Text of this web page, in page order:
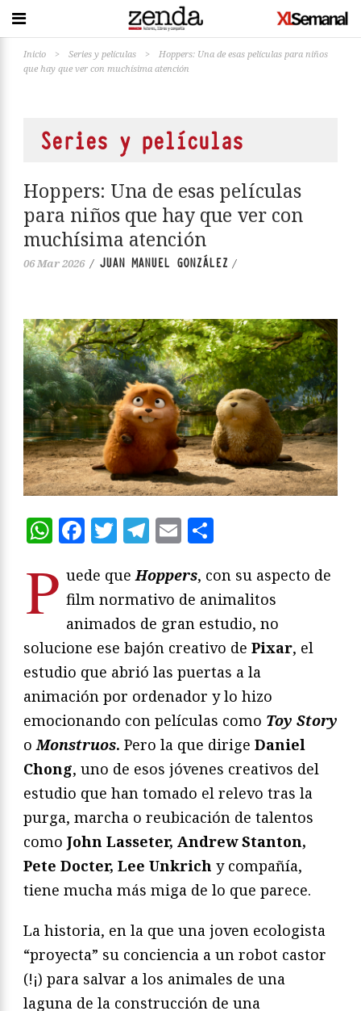
Inicio > Series y películas >
Hoppers: Una de esas películas para niños
que hay que ver con muchísima atención
Series y películas
Hoppers: Una de esas películas
para niños que hay que ver con
muchísima atención
06 Mar 2026 / JUAN MANUEL GONZÁLEZ /
WhatsApp
Facebook
Twitter
Telegram
Email
P uede que Hoppers, con su aspecto de
film normativo de animalitos
animados de gran estudio, no
solucione ese bajón creativo de Pixar, el
estudio que abrió las puertas a la
animación por ordenador y lo hizo
emocionando con películas como Toy Story
o Monstruos. Pero la que dirige Daniel
Chong, uno de esos jóvenes creativos del
estudio que han tomado el relevo tras la
purga, marcha o reubicación de talentos
como John Lasseter, Andrew Stanton,
Pete Docter, Lee Unkrich y compañía,
tiene mucha más miga de lo que parece.
La historia, en la que una joven ecologista
“proyecta” su conciencia a un robot castor
(!¡) para salvar a los animales de una
laguna de la construcción de una